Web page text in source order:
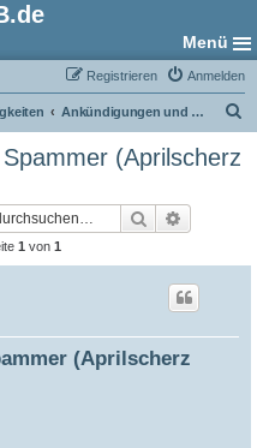
Menü
Anmelden
Registrieren
Ankündigungen und Neuigkeiten
(Aprilscherz
Suche
1 von 1
(Aprilscherz